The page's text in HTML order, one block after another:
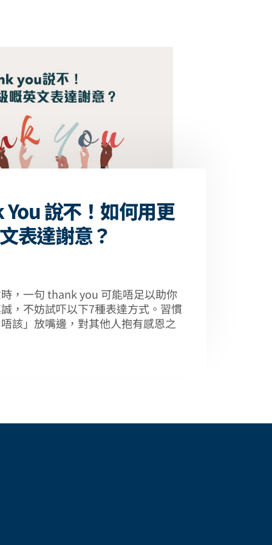
說不！如何用更
表達謝意？
，一句 thank you 可能唔足以助你
，不妨試吓以下7種表達方式。習慣
該」放嘴邊，對其他人抱有感恩之